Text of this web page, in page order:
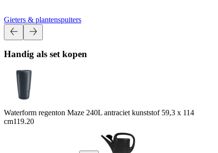
Gieters & plantenspuiters
Handig als set kopen
Waterform regenton Maze 240L antraciet kunststof 59,3 x 114
cm119.20